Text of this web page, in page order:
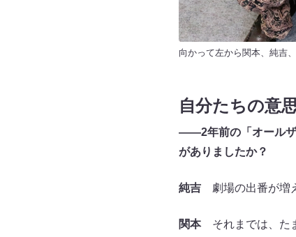
向かって左から関本、純吉
自分たちの意
――2年前の「オールザ
がありましたか？
純吉劇場の出番が増え
関本それまでは、たま